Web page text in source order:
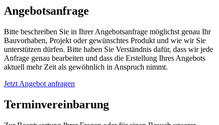
Angebotsanfrage
Bitte beschreiben Sie in Ihrer Angebotsanfrage möglichst genau Ihr
Bauvorhaben, Projekt oder gewünschtes Produkt und wie wir Sie
unterstützen dürfen. Bitte haben Sie Verständnis dafür, dass wir jede
Anfrage genau bearbeiten und dass die Erstellung Ihres Angebots
aktuell mehr Zeit als gewöhnlich in Anspruch nimmt.
Jetzt Angebot anfragen
Terminvereinbarung